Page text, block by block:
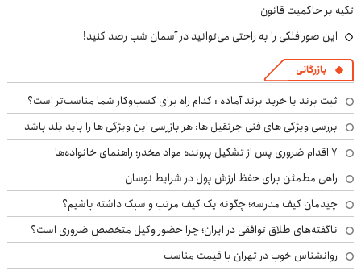
تکیه بر حاکمیت قانون
این صور فلکی را به راحتی می‌توانید در آسمان شب رصد کنید!
بازرگانی
ثبت برند یا خرید برند آماده : کدام راه برای کسب‌وکار شما مناسب‌تر است؟
بررسی ویژگی های فنی جرثقیل ها: هر بازرسی این ویژگی ها را باید بلد باشد
۷ اقدام ضروری پس از تشکیل پرونده مواد مخدر؛ راهنمای خانواده‌ها
راهی مطمئن برای حفظ ارزش پول در شرایط نوسان
چیدمان کیف مدرسه؛ چگونه یک کیف مرتب و سبک داشته باشیم؟
ناگفته‌های طلاق توافقی در ایران؛ چرا حضور وکیل متخصص ضروری است؟
روانشناس خوب در تهران با قیمت مناسب